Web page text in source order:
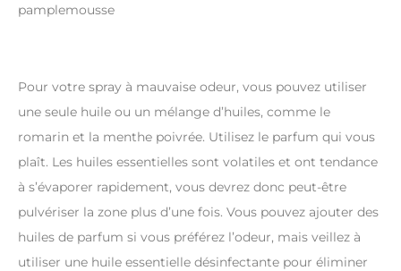
pamplemousse
Pour votre spray à mauvaise odeur, vous pouvez utiliser
une seule huile ou un mélange d’huiles, comme le
romarin et la menthe poivrée. Utilisez le parfum qui vous
plaît. Les huiles essentielles sont volatiles et ont tendance
à s’évaporer rapidement, vous devrez donc peut-être
pulvériser la zone plus d’une fois. Vous pouvez ajouter des
huiles de parfum si vous préférez l’odeur, mais veillez à
utiliser une huile essentielle désinfectante pour éliminer